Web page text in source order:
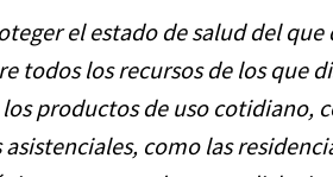
el estado de salud del
todos los recursos de los que
productos de uso cotidiano,
como las